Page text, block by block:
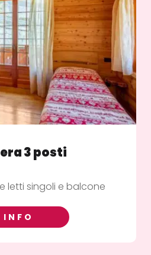
3 posti
letti singoli e balcone
INFO